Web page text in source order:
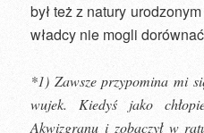
był też z natury
władcy nie mogli
*1) Zawsze przypomina mi
wujek. Kiedyś jako
Akwizgranu i zobaczył w